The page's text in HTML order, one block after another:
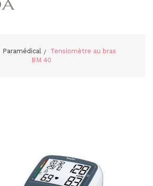
Paramédical >
Tensiomètre au bras
BM 40